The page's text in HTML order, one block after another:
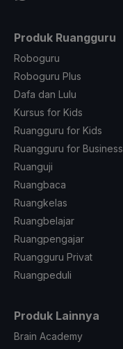
Produk Ruangguru
Roboguru
Roboguru Plus
Dafa dan Lulu
Kursus for Kids
Ruangguru for Kids
Ruangguru for Business
Ruanguji
Ruangbaca
Ruangkelas
Ruangbelajar
Ruangpengajar
Ruangguru Privat
Ruangpeduli
Produk Lainnya
Brain Academy